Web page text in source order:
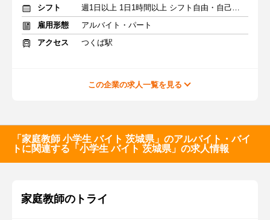
シフト
週1日以上 1日1時間以上 シフト自由・自己申告
雇用形態
アルバイト・パート
アクセス
つくば駅
この企業の求人一覧を見る
「家庭教師 小学生 バイト 茨城県」のアルバイト・バイ
トに関連する「小学生 バイト 茨城県」の求人情報
家庭教師のトライ